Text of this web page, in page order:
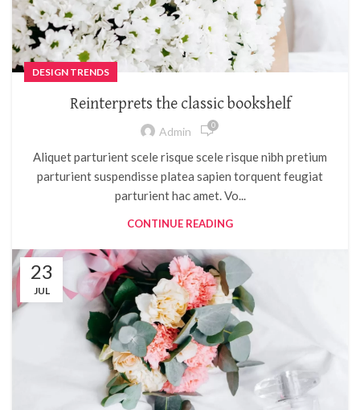
DESIGN TRENDS
Reinterprets the classic bookshelf
Admin 0
Aliquet parturient scele risque scele risque nibh pretium
parturient suspendisse platea sapien torquent feugiat
parturient hac amet. Vo...
CONTINUE READING
23
JUL